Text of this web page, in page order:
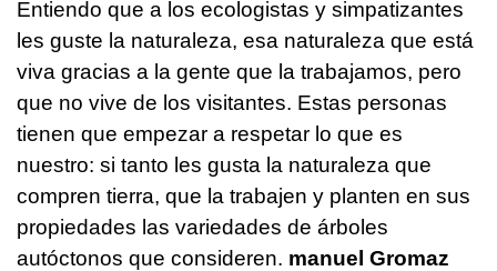
Entiendo que a los ecologistas y simpatizantes
les guste la naturaleza, esa naturaleza que está
viva gracias a la gente que la trabajamos, pero
que no vive de los visitantes. Estas personas
tienen que empezar a respetar lo que es
nuestro: si tanto les gusta la naturaleza que
compren tierra, que la trabajen y planten en sus
propiedades las variedades de árboles
autóctonos que consideren. manuel Gromaz